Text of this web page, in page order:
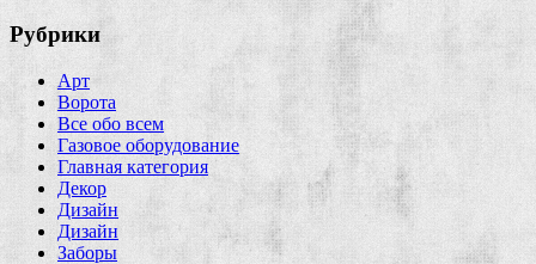
Рубрики
Арт
Ворота
Все обо всем
Газовое оборудование
Главная категория
Декор
Дизайн
Дизайн
Заборы